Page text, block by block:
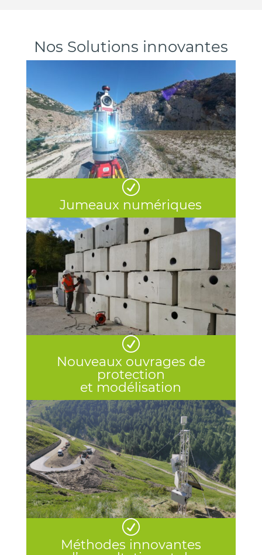
Nos Solutions innovantes
R
Jumeaux numériques
R
Nouveaux ouvrages de
protection
et modélisation​
R
Méthodes innovantes